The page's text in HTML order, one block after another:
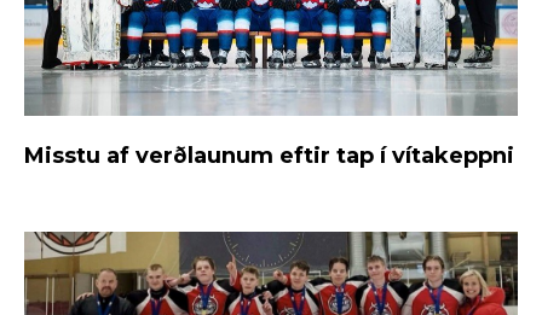
Misstu af verðlaunum eftir tap í vítakeppni